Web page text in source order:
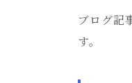
ブログ記
す。